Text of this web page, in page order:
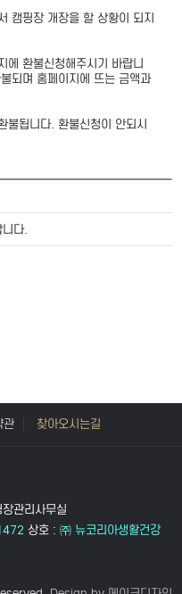
캠핑장 개장을 할 상황이 되지
에 환불신청해주시기 바랍니
되며 홈페이지에 뜨는 금액과
됩니다. 환불신청이 안되시
다.
관 찾아오시는길
관리사무실
상호 :㈜ 뉴코리아생활건강